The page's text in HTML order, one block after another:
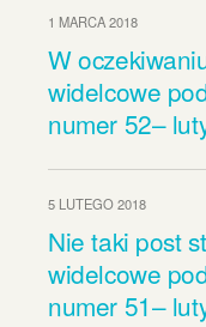
1 MARCA 2018
W
widelcowe
numer 52–
5 LUTEGO 2018
Nie taki post
widelcowe
numer 51–